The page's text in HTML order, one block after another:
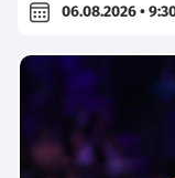
06.08.2026 •